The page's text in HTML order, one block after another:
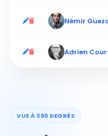
Némir
Adrien
VUE À 360 DEGRÉS